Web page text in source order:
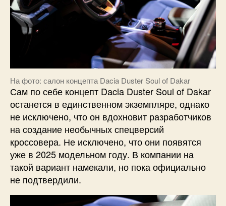
На фото: салон концепта Dacia Duster Soul of Dakar
Сам по себе концепт Dacia Duster Soul of Dakar
останется в единственном экземпляре, однако
не исключено, что он вдохновит разработчиков
на создание необычных спецверсий
кроссовера. Не исключено, что они появятся
уже в 2025 модельном году. В компании на
такой вариант намекали, но пока официально
не подтвердили.